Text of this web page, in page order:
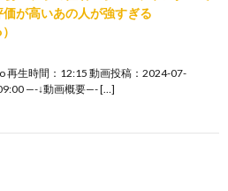
が高いあの人が強すぎる
再生時間：12:15 動画投稿：2024-07-
—-↓動画概要—- […]